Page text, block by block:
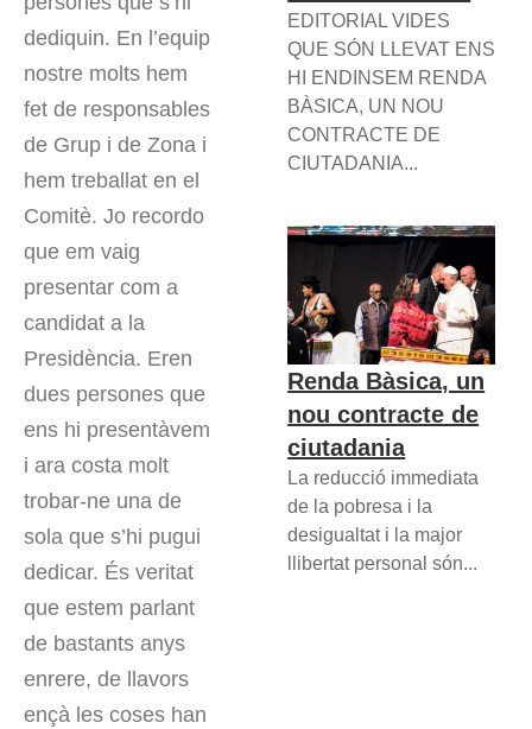
dediquin. En l’equip
nostre molts hem
fet de responsables
de Grup i de Zona i
hem treballat en el
Comitè. Jo recordo
que em vaig
presentar com a
candidat a la
Presidència. Eren
dues persones que
ens hi presentàvem
i ara costa molt
trobar-ne una de
sola que s’hi pugui
dedicar. És veritat
que estem parlant
de bastants anys
enrere, de llavors
ençà les coses han
EDITORIAL VIDES
QUE SÓN LLEVAT ENS
HI ENDINSEM RENDA
BÀSICA, UN NOU
CONTRACTE DE
CIUTADANIA...
Renda Bàsica, un
nou contracte de
ciutadania
La reducció immediata
de la pobresa i la
desigualtat i la major
llibertat personal són...